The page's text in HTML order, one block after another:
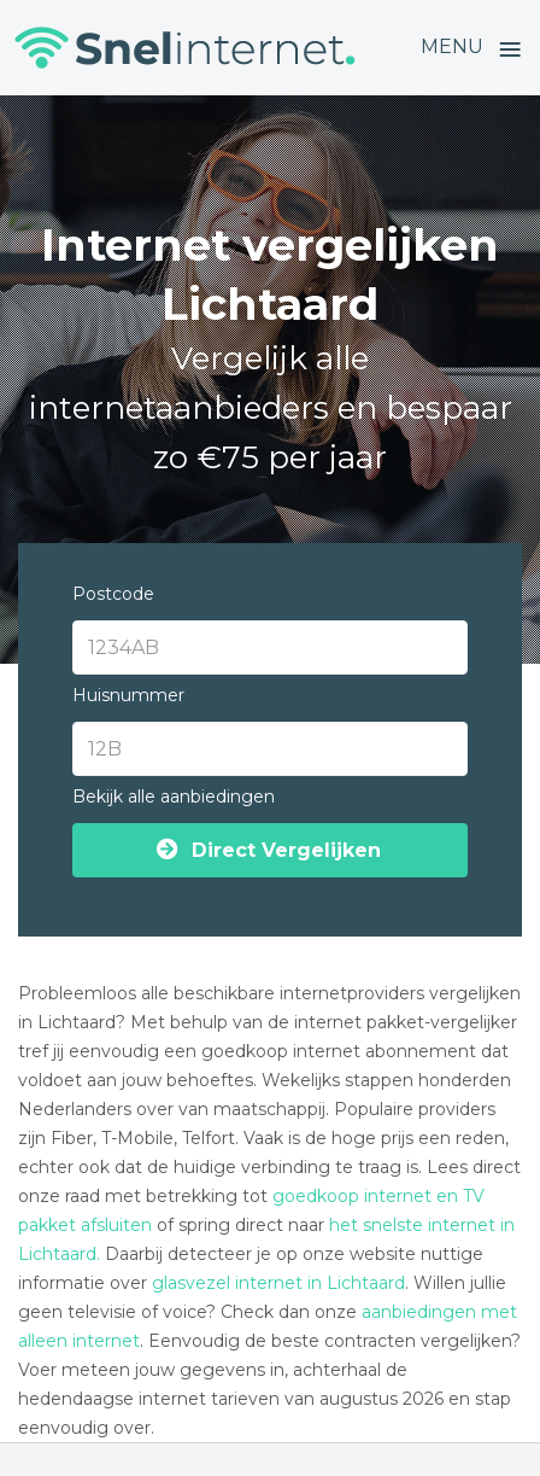
MENU ≡
Skip
to
content
Internet vergelijken
Lichtaard
Vergelijk alle
internetaanbieders en bespaar
zo €75 per jaar
Postcode
Huisnummer
Bekijk alle aanbiedingen
Direct Vergelijken
Probleemloos alle beschikbare internetproviders vergelijken
in Lichtaard? Met behulp van de internet pakket-vergelijker
tref jij eenvoudig een goedkoop internet abonnement dat
voldoet aan jouw behoeftes. Wekelijks stappen honderden
Nederlanders over van maatschappij. Populaire providers
zijn Fiber, T-Mobile, Telfort. Vaak is de hoge prijs een reden,
echter ook dat de huidige verbinding te traag is. Lees direct
onze raad met betrekking tot goedkoop internet en TV
pakket afsluiten of spring direct naar het snelste internet in
Lichtaard. Daarbij detecteer je op onze website nuttige
informatie over glasvezel internet in Lichtaard. Willen jullie
geen televisie of voice? Check dan onze aanbiedingen met
alleen internet. Eenvoudig de beste contracten vergelijken?
Voer meteen jouw gegevens in, achterhaal de
hedendaagse internet tarieven van augustus 2026 en stap
eenvoudig over.